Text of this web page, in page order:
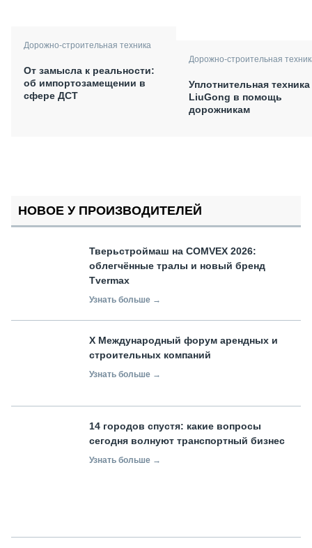
Дорожно-строительная техника
От замысла к реальности:
об импортозамещении в
сфере ДСТ
Дорожно-строительная
Уплотнительная техника
LiuGong в помощь
дорожникам
НОВОЕ У ПРОИЗВОДИТЕЛЕЙ
Тверьстроймаш на COMVEX 2026:
облегчённые тралы и новый бренд
Tvermax
Узнать больше →
X Международный форум арендных и
строительных компаний
Узнать больше →
14 городов спустя: какие вопросы
сегодня волнуют транспортный бизнес
Узнать больше →